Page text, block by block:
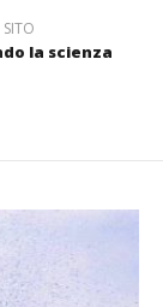
la scienza